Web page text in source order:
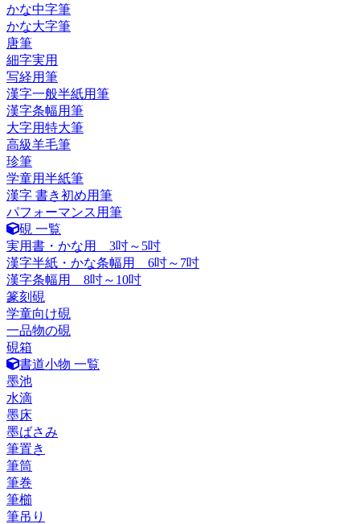
かな中字筆
かな大字筆
唐筆
細字実用
写経用筆
漢字一般半紙用筆
漢字条幅用筆
大字用特大筆
高級羊毛筆
珍筆
学童用半紙筆
漢字 書き初め用筆
パフォーマンス用筆
硯 一覧
実用書・かな用 3吋～5吋
漢字半紙・かな条幅用 6吋～7吋
漢字条幅用 8吋～10吋
篆刻硯
学童向け硯
一品物の硯
硯箱
書道小物 一覧
墨池
水滴
墨床
墨ばさみ
筆置き
筆筒
筆巻
筆櫛
筆吊り